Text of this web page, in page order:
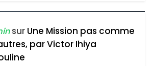
FIÈRE, DIGNE ET RÉSILIENTE :
POURQUOI JE REVENDIQUE
MA JUDAÏTE par Thérèse
Zrihen-Dvir
ISRAÉL JUDAISME
sur Une Mission pas comme
par Victor Ihiya